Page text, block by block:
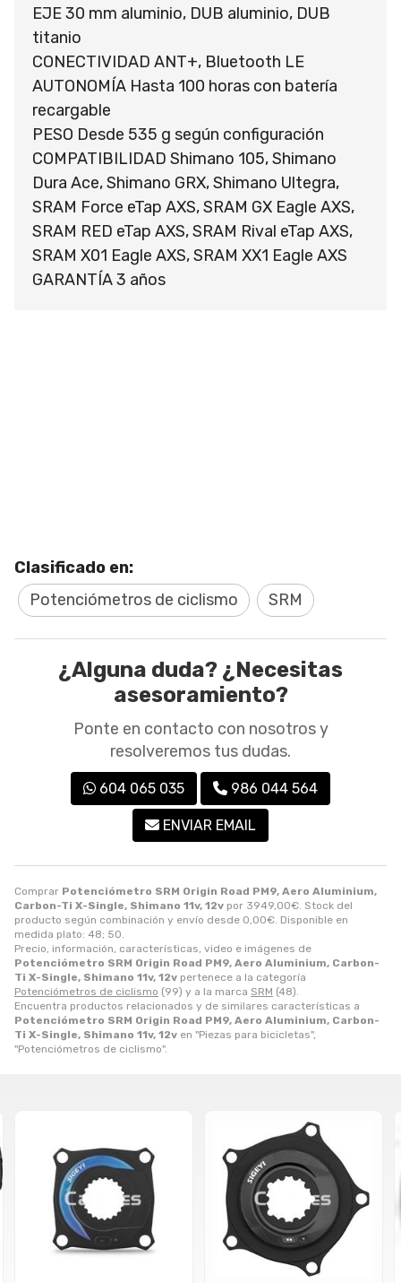
Comprar Potenciómetro SRM Origin Road PM9, Aero Aluminium,
Carbon-Ti X-Single, Shimano 11v, 12v por 3949,00€. Stock del
producto según combinación y envío desde 0,00€. Disponible en
medida plato: 48; 50.
Precio, información, características, video e imágenes de
Potenciómetro SRM Origin Road PM9, Aero Aluminium, Carbon-
Ti X-Single, Shimano 11v, 12v pertenece a la categoría
Potenciómetros de ciclismo (99) y a la marca SRM (48).
Encuentra productos relacionados y de similares características a
Potenciómetro SRM Origin Road PM9, Aero Aluminium, Carbon-
Ti X-Single, Shimano 11v, 12v en "Piezas para bicicletas",
"Potenciómetros de ciclismo".
EJE 30 mm aluminio, DUB aluminio, DUB
titanio
CONECTIVIDAD ANT+, Bluetooth LE
AUTONOMÍA Hasta 100 horas con batería
recargable
PESO Desde 535 g según configuración
COMPATIBILIDAD Shimano 105, Shimano
Dura Ace, Shimano GRX, Shimano Ultegra,
SRAM Force eTap AXS, SRAM GX Eagle AXS,
SRAM RED eTap AXS, SRAM Rival eTap AXS,
SRAM X01 Eagle AXS, SRAM XX1 Eagle AXS
GARANTÍA 3 años
Clasificado en:
Potenciómetros de ciclismo
SRM
¿Alguna duda? ¿Necesitas
asesoramiento?
Ponte en contacto con nosotros y
resolveremos tus dudas.
604 065 035 986 044 564
ENVIAR EMAIL